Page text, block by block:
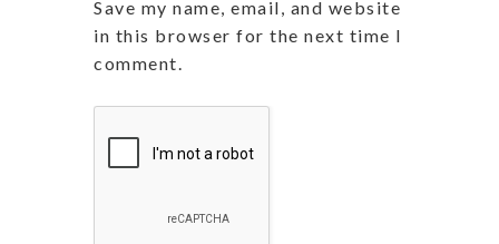
Save my name, email, and website
in this browser for the next time I
comment.